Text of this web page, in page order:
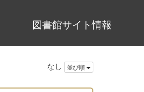
図書館サイト情報
なし 並び順